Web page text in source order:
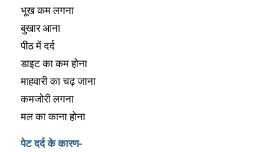
भूख कम लगना
बुखार आना
पीठ में दर्द
डाइट का कम होना
माहवारी का चढ़ जाना
कमजोरी लगना
मल का काना होना
पेट दर्द के कारण-